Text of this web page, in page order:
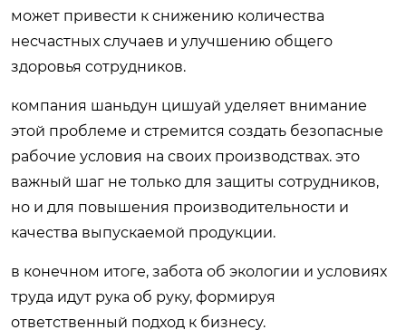
может привести к снижению количества
несчастных случаев и улучшению общего
здоровья сотрудников.
компания шаньдун цишуай уделяет внимание
этой проблеме и стремится создать безопасные
рабочие условия на своих производствах. это
важный шаг не только для защиты сотрудников,
но и для повышения производительности и
качества выпускаемой продукции.
в конечном итоге, забота об экологии и условиях
труда идут рука об руку, формируя
ответственный подход к бизнесу.